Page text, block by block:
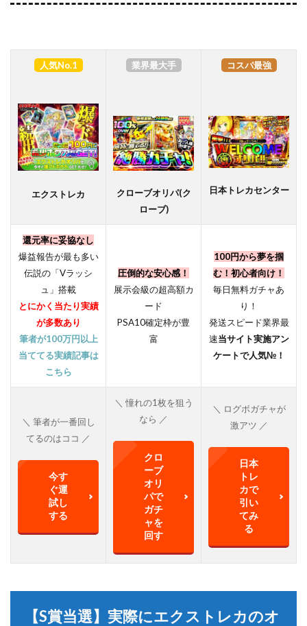
人気No.1
エクストレカ
業界最大手
クローブオリパ(ク
ローブ)
コスパ最強
日本トレカセンター
還元率に妥協なし
爆益報告が最も多い
伝説の「Vラッシ
ュ」搭載
とにかく当たり実績
が多数あり
筆者が100万円以上
当ててる実績記事は
こちら
圧倒的な安心感！
展示会級の超高額カ
ード
PSA10確定枠が豊
富
100円から夢を掴
む！初心者向け！
毎日無料ガチャあ
り！
発送スピード業界最
速当サイト実施アン
ケートで人気№！
＼ 筆者が一番回し
てるのはココ ／
今す
ぐ運
試し
する
＼ 憧れの1枚を狙う
なら ／
クロ
ーブ
オリ
パで
ガチ
ャを
回す
＼ ログボガチャが
激アツ ／
日本
トレ
カで
引い
てみ
る
【S賞当選】実際にエクストレカのオ